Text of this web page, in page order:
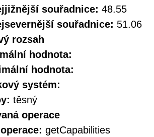
souřadnice: 48.55
souřadnice: 51.06
rozsah
hodnota:
hodnota:
systém:
těsný
operace
getCapabilities